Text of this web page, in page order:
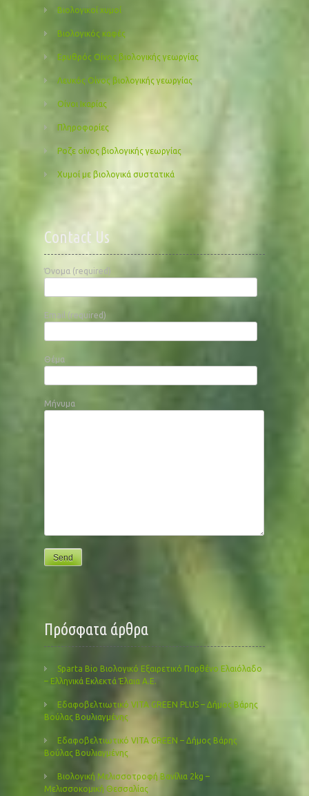
Βιολογικοί χυμοί
Βιολογικός καφές
Ερυθρός Οίνος βιολογικής γεωργίας
Λευκός Οίνος βιολογικής γεωργίας
Οίνοι Ικαρίας
Πληροφορίες
Ροζε οίνος βιολογικής γεωργίας
Χυμοί με βιολογικά συστατικά
Contact Us
Όνομα (required)
Email (required)
Θέμα
Μήνυμα
Πρόσφατα άρθρα
Sparta Bio Βιολογικό Εξαιρετικό Παρθένο Ελαιόλαδο
– Ελληνικά Εκλεκτά Έλαια Α.Ε.
Εδαφοβελτιωτικό VITA GREEN PLUS – Δήμος Βάρης
Βούλας Βουλιαγμένης
Εδαφοβελτιωτικό VITA GREEN – Δήμος Βάρης
Βούλας Βουλιαγμένης
Βιολογική Μελισσοτροφή Βανίλια 2kg –
Μελισσοκομική Θεσσαλίας